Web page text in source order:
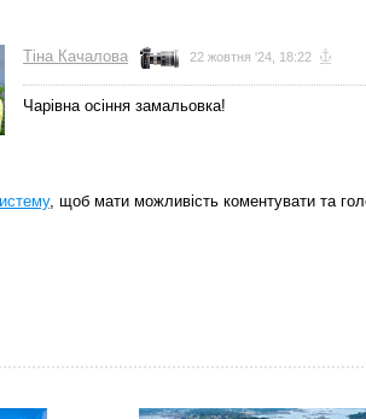
Тіна Качалова 22 жовтня '24, 18:22
Чарівна осіння замальовка!
, щоб мати можливість коментувати та